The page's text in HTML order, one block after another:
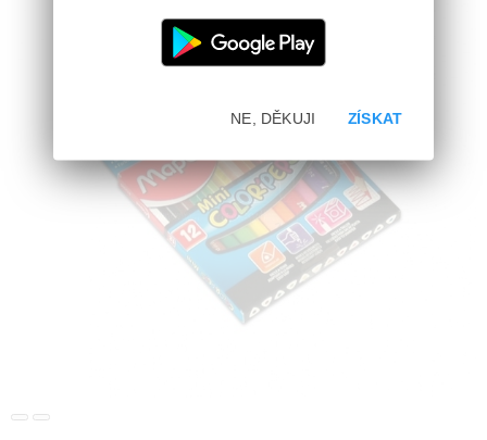
ZÍSKAT
NE, DĚKUJI